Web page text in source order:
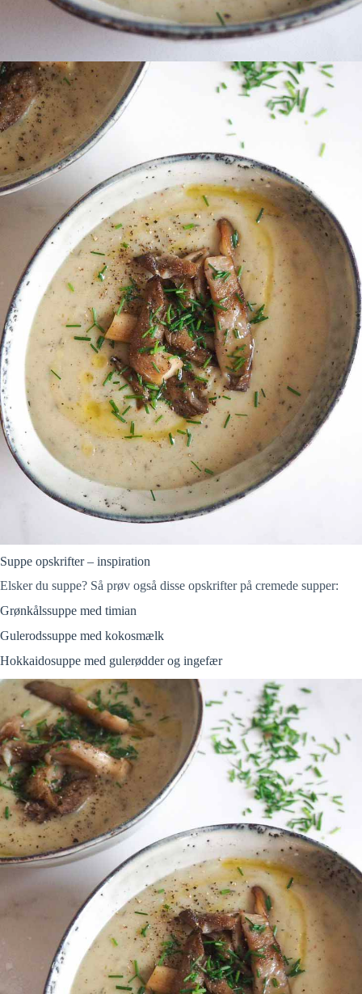
Suppe opskrifter – inspiration
Elsker du suppe? Så prøv også disse opskrifter på cremede supper:
Grønkålssuppe med timian
Gulerodssuppe med kokosmælk
Hokkaidosuppe med gulerødder og ingefær